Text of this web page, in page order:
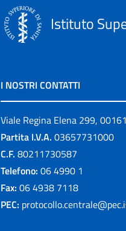
Istituto
I NOSTRI CONTATTI
Viale Regina Elena 299,
Partita I.V.A. 03657731000
C.F. 80211730587
Telefono: 06 4990 1
Fax: 06 4938 7118
PEC: